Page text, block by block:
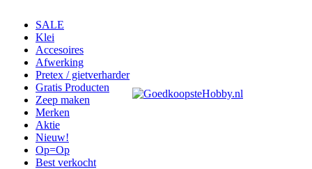
SALE
Klei
Accesoires
Afwerking
Pretex / gietverharder
Gratis Producten
Zeep maken
Merken
Aktie
Nieuw!
Op=Op
Best verkocht